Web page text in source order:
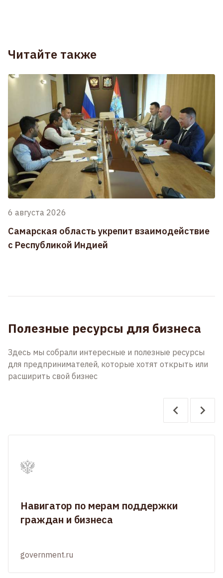
Читайте также
6 августа 2026
Самарская область укрепит взаимодействие
с Республикой Индией
Полезные ресурсы для бизнеса
Здесь мы собрали интересные и полезные ресурсы
для предпринимателей, которые хотят открыть или
расширить свой бизнес
Навигатор по мерам поддержки
граждан и бизнеса
government.ru